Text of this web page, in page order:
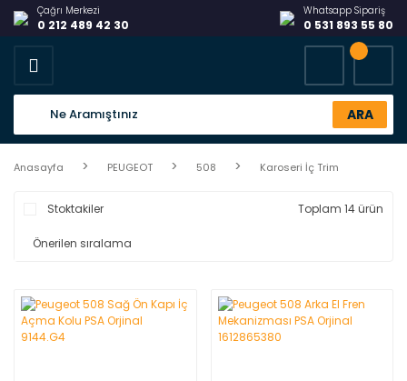
Çağrı Merkezi
0 212 489 42 30
Whatsapp Sipariş
0 531 893 55 80
ARA
Anasayfa PEUGEOT 508 Karoseri İç Trim
Stoktakiler Toplam 14 ürün